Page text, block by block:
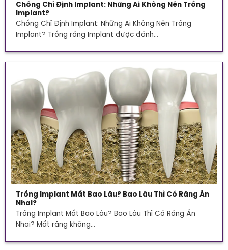
Chống Chỉ Định Implant: Những Ai Không Nên Trồng
Implant?
Chống Chỉ Định Implant: Những Ai Không Nên Trồng
Implant? Trồng răng Implant được đánh...
Trồng Implant Mất Bao Lâu? Bao Lâu Thì Có Răng Ăn
Nhai?
Trồng Implant Mất Bao Lâu? Bao Lâu Thì Có Răng Ăn
Nhai? Mất răng không...